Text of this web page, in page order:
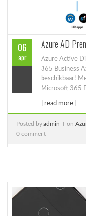
06
apr
Azure AD
Azure Active
365 Business
beschikbaar!
Microsoft 365
[ read more ]
Posted by admin on
0 comment